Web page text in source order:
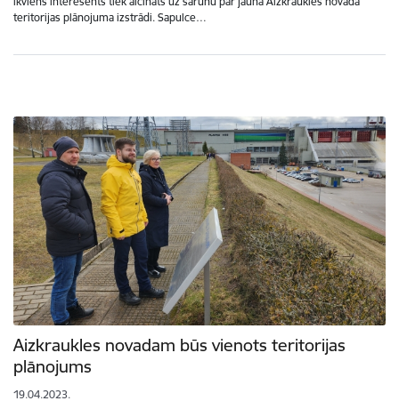
teritorijas plānojuma izstrādi. Sapulce…
Aizkraukles novadam būs vienots teritorijas
plānojums
19.04.2023.